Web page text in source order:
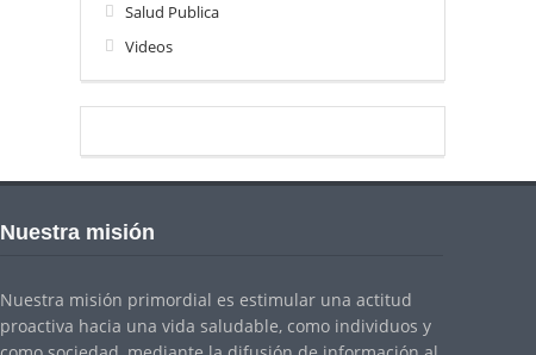
Salud Publica
Videos
Nuestra misión
Nuestra misión primordial es estimular una actitud
proactiva hacia una vida saludable, como individuos y